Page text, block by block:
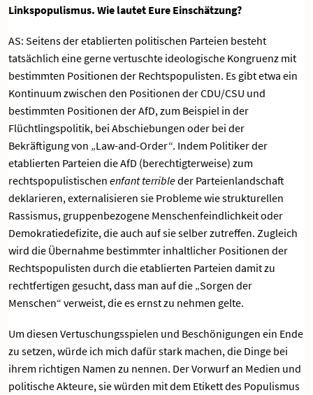
Linkspopulismus. Wie lautet Eure Einschätzung?
AS: Seitens der etablierten politischen Parteien besteht
tatsächlich eine gerne vertuschte ideologische Kongruenz mit
bestimmten Positionen der Rechtspopulisten. Es gibt etwa ein
Kontinuum zwischen den Positionen der CDU/CSU und
bestimmten Positionen der AfD, zum Beispiel in der
Flüchtlingspolitik, bei Abschiebungen oder bei der
Bekräftigung von „Law-and-Order“. Indem Politiker der
etablierten Parteien die AfD (berechtigterweise) zum
rechtspopulistischen enfant terribleder Parteienlandschaft
deklarieren, externalisieren sie Probleme wie strukturellen
Rassismus, gruppenbezogene Menschenfeindlichkeit oder
Demokratiedefizite, die auch auf sie selber zutreffen. Zugleich
wird die Übernahme bestimmter inhaltlicher Positionen der
Rechtspopulisten durch die etablierten Parteien damit zu
rechtfertigen gesucht, dass man auf die „Sorgen der
Menschen“ verweist, die es ernst zu nehmen gelte.
Um diesen Vertuschungsspielen und Beschönigungen ein Ende
zu setzen, würde ich mich dafür stark machen, die Dinge bei
ihrem richtigen Namen zu nennen. Der Vorwurf an Medien und
politische Akteure, sie würden mit dem Etikett des Populismus